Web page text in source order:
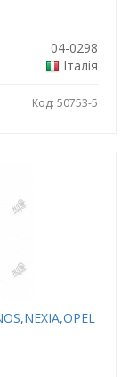
04-0298
Італія
Код: 50753-5